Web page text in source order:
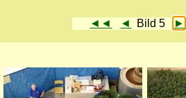
◄◄ ◄ Bild 5 ►